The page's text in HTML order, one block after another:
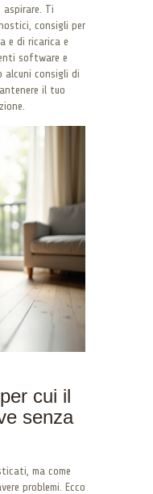
Ti
consigli per
e di ricarica e
software e
alcuni consigli di
il tuo
cui il
senza
ma come
problemi. Ecco